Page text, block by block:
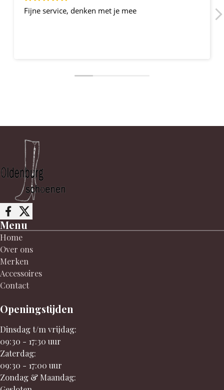
Fijne service, denken met je mee
Follow me on Facebook
Follow me on X
Menu
Home
Over ons
Merken
Accessoires
Contact
Openingstijden
Dinsdag t/m vrijdag:
09:30 - 17:30 uur
Zaterdag:
09:30 - 17:00 uur
Zondag & Maandag: